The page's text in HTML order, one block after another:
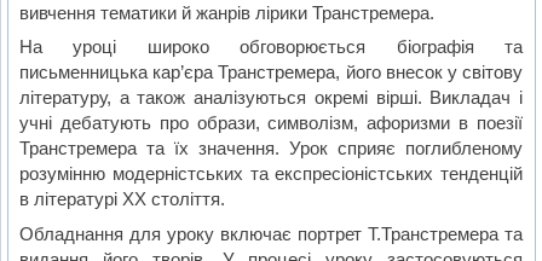
вивчення тематики й жанрів лірики Транстремера.
На уроці широко обговорюється біографія та
письменницька кар’єра Транстремера, його внесок у світову
літературу, а також аналізуються окремі вірші. Викладач і
учні дебатують про образи, символізм, афоризми в поезії
Транстремера та їх значення. Урок сприяє поглибленому
розумінню модерністських та експресіоністських тенденцій
в літературі ХХ століття.
Обладнання для уроку включає портрет Т.Транстремера та